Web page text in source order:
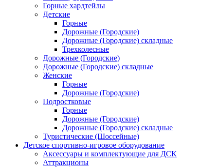
Горные хардтейлы
Детские
Горные
Дорожные (Городские)
Дорожные (Городские) складные
Трехколесные
Дорожные (Городские)
Дорожные (Городские) складные
Женские
Горные
Дорожные (Городские)
Подростковые
Горные
Дорожные (Городские)
Дорожные (Городские) складные
Туристические (Шоссейные)
Детское спортивно-игровое оборудование
Аксессуары и комплектующие для ДСК
Аттракционы